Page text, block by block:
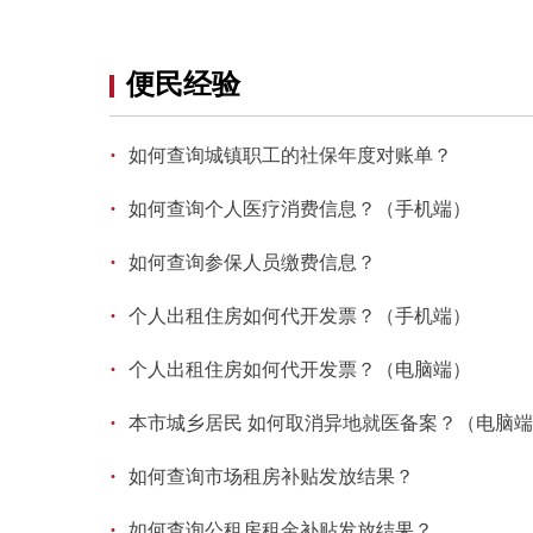
便民经验
· 如何查询城镇职工的社保年度对账单？
· 如何查询个人医疗消费信息？（手机端）
· 如何查询参保人员缴费信息？
· 个人出租住房如何代开发票？（手机端）
· 个人出租住房如何代开发票？（电脑端）
· 本市城乡居民 如何取消异地就医备案？（电脑
· 如何查询市场租房补贴发放结果？